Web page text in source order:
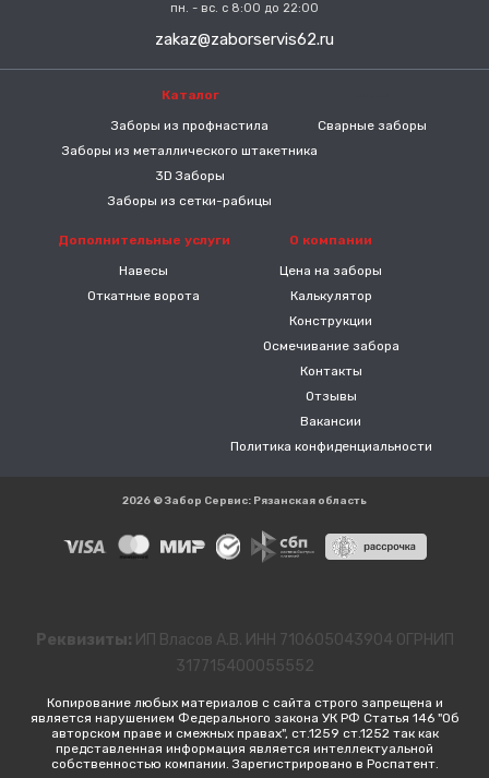
пн. - вс. с 8:00 до 22:00
zakaz@zaborservis62.ru
Каталог
Заборы из профнастила
Заборы из металлического штакетника
3D Заборы
Заборы из сетки-рабицы
Сварные заборы
Дополнительные услуги
Навесы
Откатные ворота
О компании
Цена на заборы
Калькулятор
Конструкции
Осмечивание забора
Контакты
Отзывы
Вакансии
Политика конфиденциальности
2026 © Забор Сервис: Рязанская область
Реквизиты: ИП Власов А.В. ИНН 710605043904 ОГРНИП
317715400055552
Копирование любых материалов с сайта строго запрещена и
является нарушением Федерального закона УК РФ Статья 146 "Об
авторском праве и смежных правах", ст.1259 ст.1252 так как
представленная информация является интеллектуальной
собственностью компании. Зарегистрировано в Роспатент.